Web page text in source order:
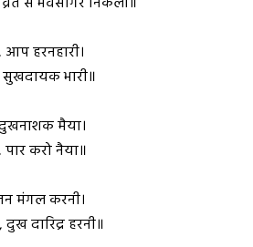
हरनहारी।
भारी॥
मैया।
करो नैया॥
मंगल करनी।
दारिद्र हरनी॥